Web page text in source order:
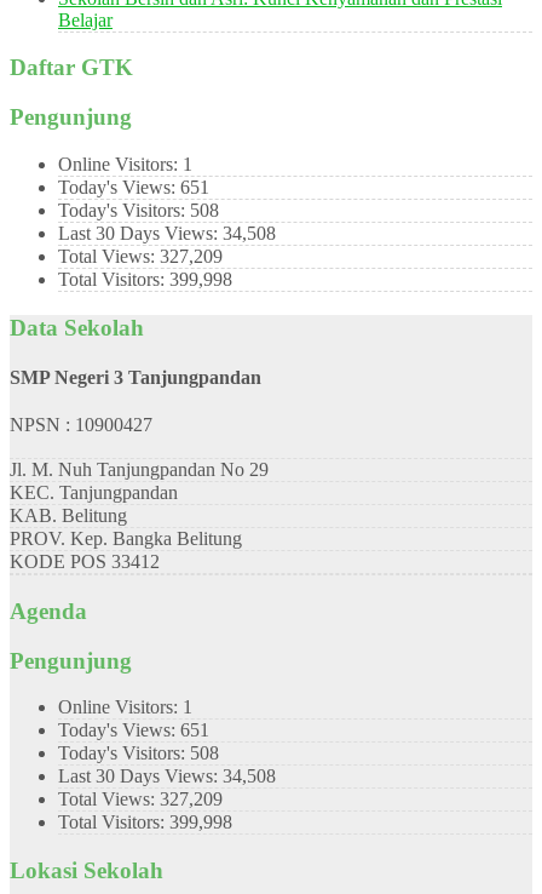
Belajar
Daftar GTK
Pengunjung
Online Visitors: 1
Today's Views: 651
Today's Visitors: 508
Last 30 Days Views: 34,508
Total Views: 327,209
Total Visitors: 399,998
Data Sekolah
SMP Negeri 3 Tanjungpandan
NPSN : 10900427
Jl. M. Nuh Tanjungpandan No 29
KEC. Tanjungpandan
KAB. Belitung
PROV. Kep. Bangka Belitung
KODE POS 33412
Agenda
Pengunjung
Online Visitors: 1
Today's Views: 651
Today's Visitors: 508
Last 30 Days Views: 34,508
Total Views: 327,209
Total Visitors: 399,998
Lokasi Sekolah